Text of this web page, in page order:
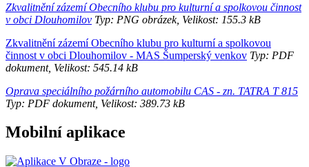
Zkvalitnění zázemí Obecního klubu pro kulturní a spolkovou činnost
v obci Dlouhomilov Typ: PNG obrázek, Velikost: 155.3 kB
Zkvalitnění zázemí Obecního klubu pro kulturní a spolkovou
činnost v obci Dlouhomilov - MAS Šumperský venkov Typ: PDF
dokument, Velikost: 545.14 kB
Oprava speciálního požárního automobilu CAS - zn. TATRA T 815
Typ: PDF dokument, Velikost: 389.73 kB
Mobilní aplikace